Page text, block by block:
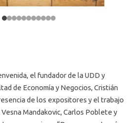
el fundador de la UDD y
de Economía y Negocios, Cristián
de los expositores y el trabajo
Mandakovic, Carlos Poblete y